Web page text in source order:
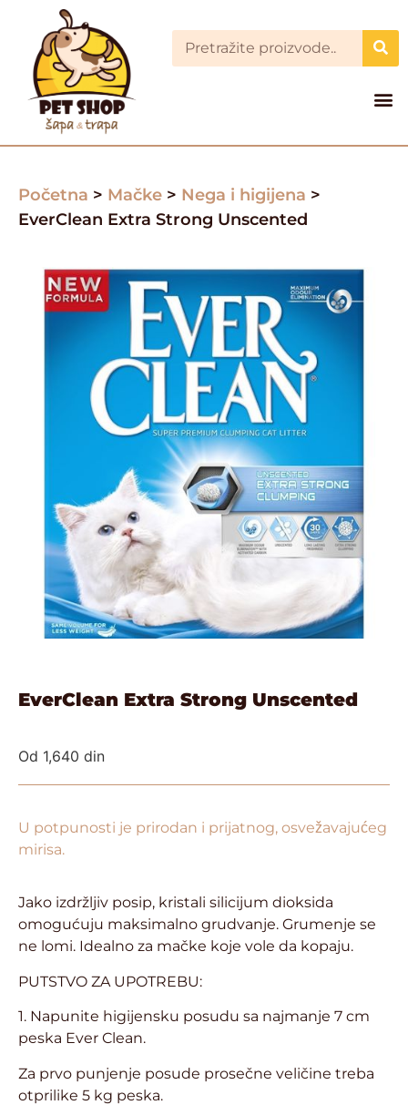
Početna > Mačke > Nega i higijena >
EverClean Extra Strong Unscented
EverClean Extra Strong Unscented
Od 1,640 din
U potpunosti je prirodan i prijatnog, osvežavajućeg
mirisa.
Jako izdržljiv posip, kristali silicijum dioksida
omogućuju maksimalno grudvanje. Grumenje se
ne lomi. Idealno za mačke koje vole da kopaju.
PUTSTVO ZA UPOTREBU:
1. Napunite higijensku posudu sa najmanje 7 cm
peska Ever Clean.
Za prvo punjenje posude prosečne veličine treba
otprilike 5 kg peska.